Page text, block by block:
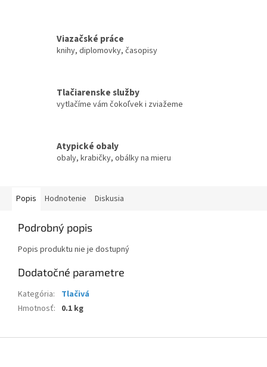
Viazačské práce
knihy, diplomovky, časopisy
Tlačiarenske služby
vytlačíme vám čokoľvek i zviažeme
Atypické obaly
obaly, krabičky, obálky na mieru
Popis Hodnotenie Diskusia
Podrobný popis
Popis produktu nie je dostupný
Dodatočné parametre
Kategória:
Tlačivá
Hmotnosť: 0.1 kg